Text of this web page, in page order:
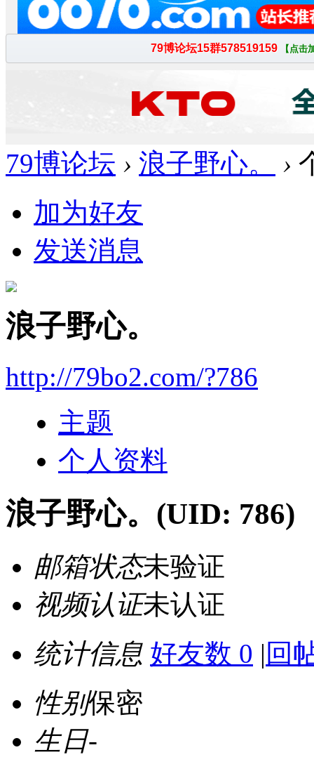
79博论坛 › 浪子野心。 ›
加为好友
发送消息
浪子野心。
http://79bo2.com/?786
主题
个人资料
浪子野心。 (UID: 786)
邮箱状态未验证
视频认证未认证
统计信息 好友数 0 | 回
性别保密
生日-